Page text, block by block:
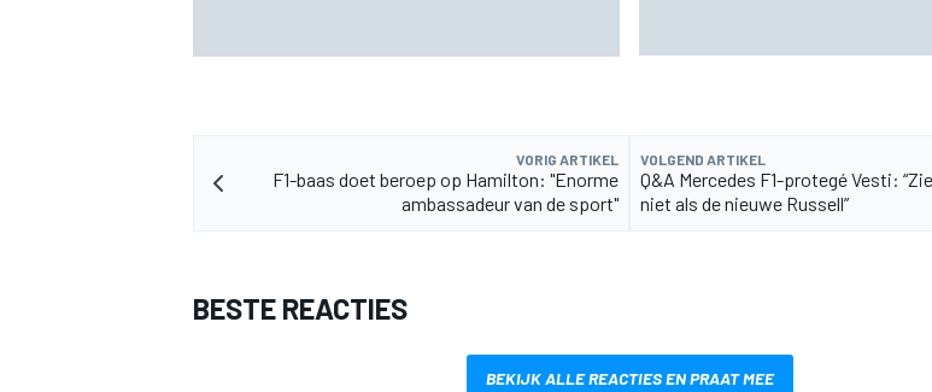
VORIG ARTIKEL
F1-baas doet beroep op Hamilton: "Enorme
ambassadeur van de sport"
VOLGEND ARTIKEL
Q&A Mercedes F1-protegé Vesti:
niet als de nieuwe Russell”
BESTE REACTIES
BEKIJK ALLE REACTIES EN PRAAT MEE